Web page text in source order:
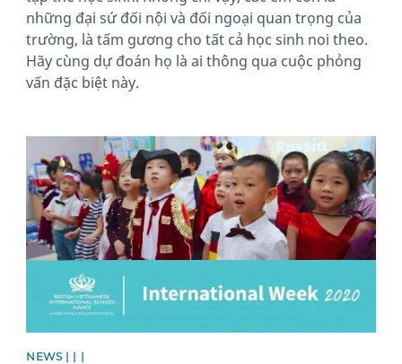
những đại sứ đối nội và đối ngoại quan trọng của
trường, là tấm gương cho tất cả học sinh noi theo.
Hãy cùng dự đoán họ là ai thông qua cuộc phỏng
vấn đặc biệt này.
News image
NEWS | | |